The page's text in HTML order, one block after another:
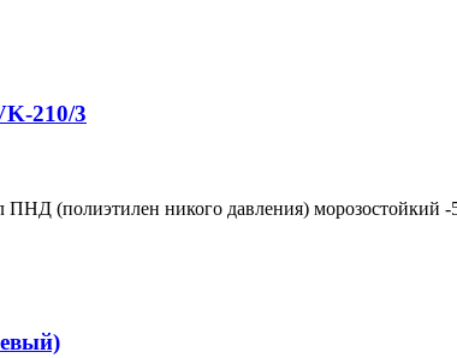
210/3
(полиэтилен никого давления) морозостойкий